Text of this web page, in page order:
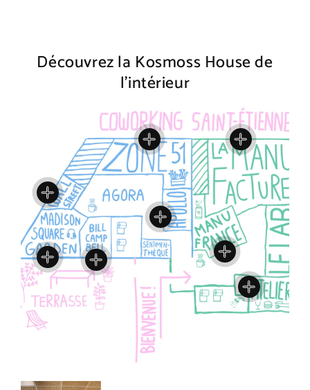
Découvrez la Kosmoss House de
l'intérieur